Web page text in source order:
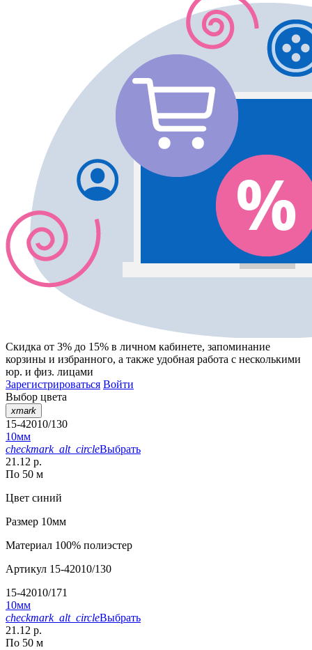
Скидка от 3% до 15% в личном кабинете, запоминание
корзины и избранного, а также удобная работа с несколькими
юр. и физ. лицами
Зарегистрироваться Войти
Выбор цвета
xmark
15-42010/130
10мм
checkmark_alt_circleВыбрать
21.12 р.
По 50 м
Цвет синий
Размер 10мм
Материал 100% полиэстер
Артикул 15-42010/130
15-42010/171
10мм
checkmark_alt_circleВыбрать
21.12 р.
По 50 м